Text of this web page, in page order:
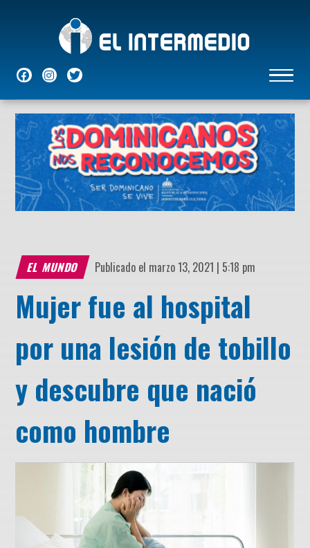
NACIONALES INTERNACIONALESECONÓMICASDEPORTES ENTRETENIMIENTO
EL MUNDO Publicado el marzo 13, 2021 | 5:18 pm
Mujer fue al hospital
por una lesión de tobillo
y descubre que nació
como hombre